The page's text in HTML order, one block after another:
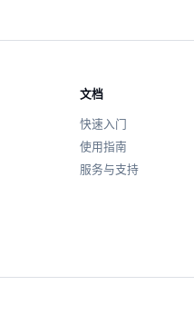
文档
快速入门
使用指南
服务与支持